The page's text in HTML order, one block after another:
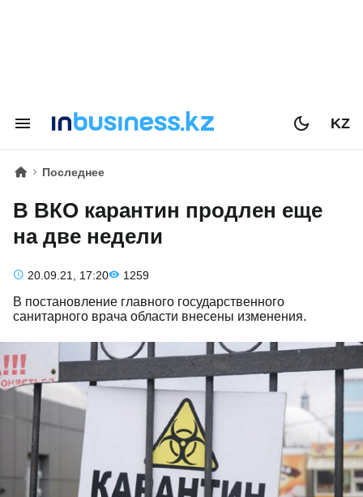
KZ
Последнее
В ВКО карантин продлен еще
на две недели
20.09.21, 17:20 1259
В постановление главного государственного
санитарного врача области внесены изменения.